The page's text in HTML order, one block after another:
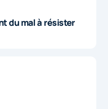
du mal à résister